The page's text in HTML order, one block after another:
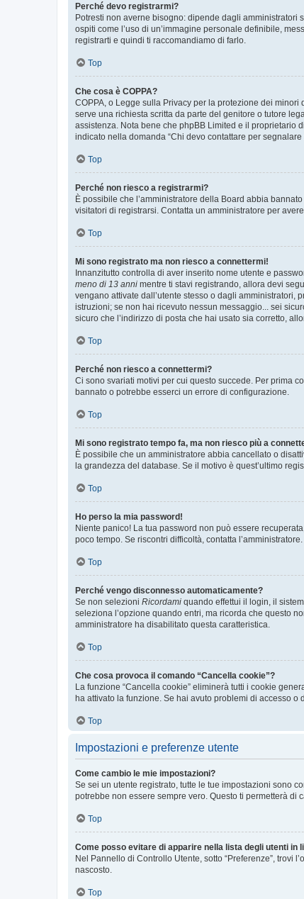
Perché devo registrarmi?
Potresti non averne bisogno: dipende dagli
ospiti come l’uso di un’immagine personale definibile,
registrarti e quindi ti raccomandiamo di farlo.
Top
Che cosa è COPPA?
COPPA, o Legge sulla Privacy per la protezione dei
serve una richiesta scritta da parte del genitore o tutore
assistenza. Nota bene che phpBB Limited e il proprietario
indicato nella domanda “Chi devo contattare per
Top
Perché non riesco a registrarmi?
È possibile che l’amministratore della Board abbia
visitatori di registrarsi. Contatta un amministratore per avere
Top
Mi sono registrato ma non riesco a connettermi!
Innanzitutto controlla di aver inserito nome utente e
meno di 13 anni mentre ti stavi registrando, allora devi
vengano attivate dall’utente stesso o dagli amministratori,
istruzioni; se non hai ricevuto nessun messaggio... sei
sicuro che l’indirizzo di posta che hai usato sia corretto,
Top
Perché non riesco a connettermi?
Ci sono svariati motivi per cui questo succede. Per prima
bannato o potrebbe esserci un errore di configurazione.
Top
Mi sono registrato tempo fa, ma non riesco più a
È possibile che un amministratore abbia cancellato o
la grandezza del database. Se il motivo è quest’ultimo
Top
Ho perso la mia password!
Niente panico! La tua password non può essere
poco tempo. Se riscontri difficoltà, contatta l’amministratore.
Top
Perché vengo disconnesso automaticamente?
Se non selezioni Ricordami quando effettui il login, il
seleziona l’opzione quando entri, ma ricorda che questo
amministratore ha disabilitato questa caratteristica.
Top
Che cosa provoca il comando “Cancella cookie”?
La funzione “Cancella cookie” eliminerà tutti i cookie
ha attivato la funzione. Se hai avuto problemi di accesso
Top
Impostazioni e preferenze utente
Come cambio le mie impostazioni?
Se sei un utente registrato, tutte le tue impostazioni sono
potrebbe non essere sempre vero. Questo ti permetterà di
Top
Come posso evitare di apparire nella lista degli utenti in
Nel Pannello di Controllo Utente, sotto “Preferenze”, trovi
nascosto.
Top